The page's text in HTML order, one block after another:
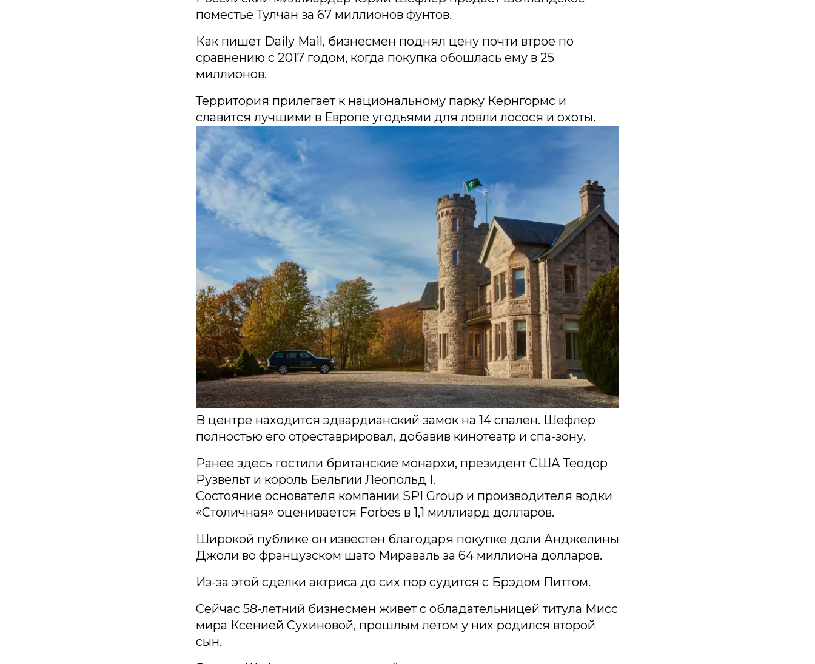
поместье Тулчан за 67 миллионов фунтов.
Как пишет Daily Mail, бизнесмен поднял цену почти втрое по
сравнению с 2017 годом, когда покупка обошлась ему в 25
миллионов.
Территория прилегает к национальному парку Кернгормс и
славится лучшими в Европе угодьями для ловли лосося и охоты.
В центре находится эдвардианский замок на 14 спален. Шефлер
полностью его отреставрировал, добавив кинотеатр и спа-зону.
Ранее здесь гостили британские монархи, президент США Теодор
Рузвельт и король Бельгии Леопольд I.
Состояние основателя компании SPI Group и производителя водки
«Столичная» оценивается Forbes в 1,1 миллиард долларов.
Широкой публике он известен благодаря покупке доли Анджелины
Джоли во французском шато Мираваль за 64 миллиона долларов.
Из-за этой сделки актриса до сих пор судится с Брэдом Питтом.
Сейчас 58-летний бизнесмен живет с обладательницей титула Мисс
мира Ксенией Сухиновой, прошлым летом у них родился второй
сын.